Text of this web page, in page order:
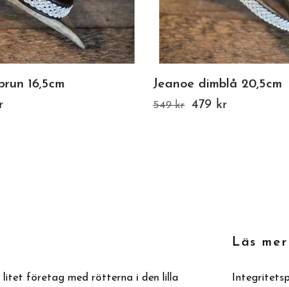
16,5cm Jeanoe dimblå 20,5cm
549 kr 479 kr
företag med rötterna i den lilla
Läs mer